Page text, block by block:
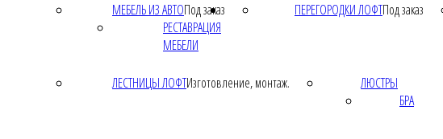
МЕБЕЛЬ ИЗ АВТОПод заказ
РЕСТАВРАЦИЯ
МЕБЕЛИ
ПЕРЕГОРОДКИ ЛОФТПод заказ
ЛЕСТНИЦЫ ЛОФТИзготовление, монтаж.
ЛЮСТРЫ
БРА